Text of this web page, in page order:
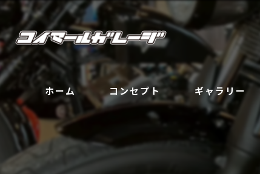
ホーム コンセプト ギャラリー